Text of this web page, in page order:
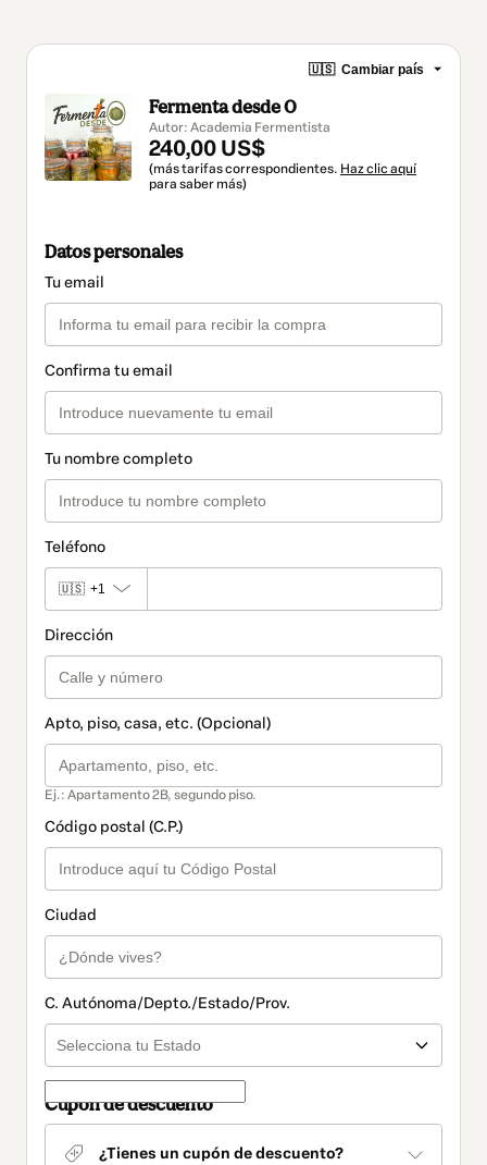
🇺🇸 Cambiar país
Fermenta desde 0
Autor: Academia Fermentista
240,00 US$
(más tarifas correspondientes. Haz clic aquí
para saber más)
Datos personales
Tu email
Confirma tu email
Tu nombre completo
Teléfono
🇺🇸 +1
Dirección
Apto, piso, casa, etc. (Opcional)
Ej.: Apartamento 2B, segundo piso.
Código postal (C.P.)
Ciudad
C. Autónoma/Depto./Estado/Prov.
Cupón de descuento
¿Tienes un cupón de descuento?